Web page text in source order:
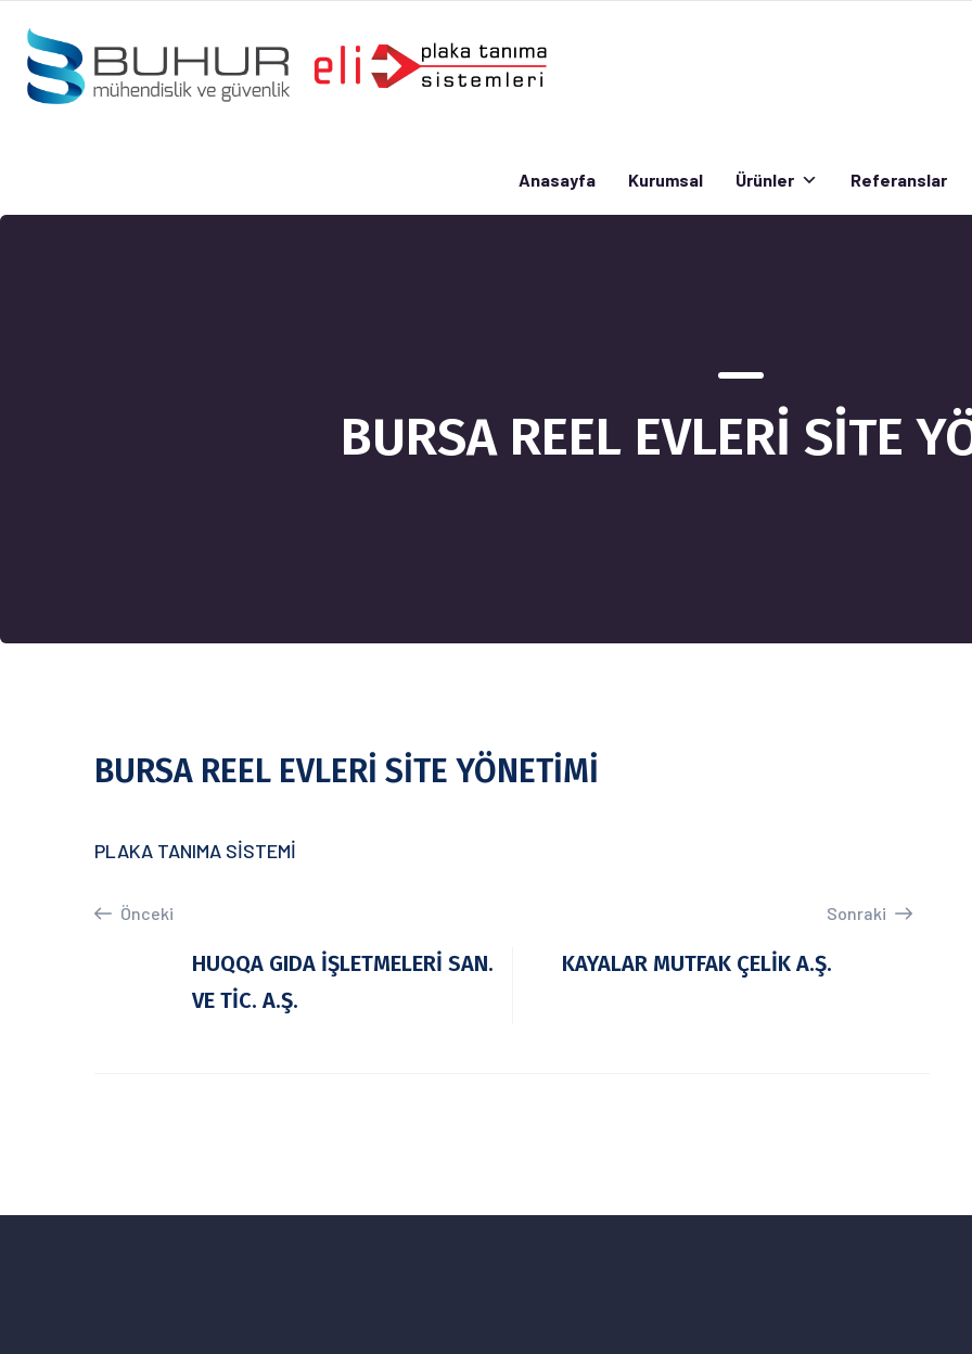
Anasayfa Kurumsal Ürünler Referanslar
Anasayfa
BURSA REEL EVLERİ SİTE
BURSA REEL EVLERİ SİTE YÖNETİMİ
PLAKA TANIMA SİSTEMİ
Önceki
HUQQA GIDA İŞLETMELERİ SAN.
VE TİC. A.Ş.
Sonraki
KAYALAR MUTFAK ÇELİK A.Ş.